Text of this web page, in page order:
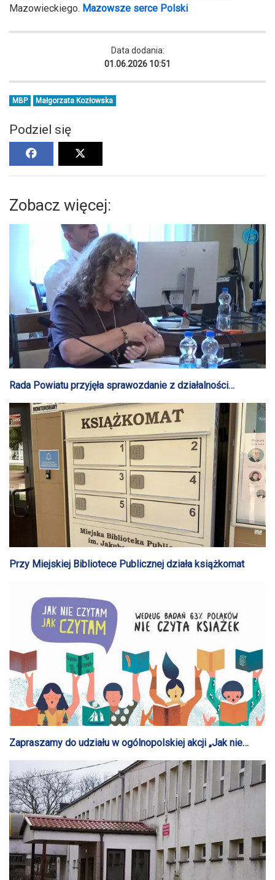
Mazowieckiego. Mazowsze serce Polski
Data dodania:
01.06.2026 10:51
MBP Małgorzata Kozłowska
Podziel się
Zobacz więcej:
Rada Powiatu przyjęła sprawozdanie z działalności
Powiatowej Biblioteki Publicznej
Przy Miejskiej Bibliotece Publicznej działa książkomat
Zapraszamy do udziału w ogólnopolskiej akcji „Jak nie
czytam, jak czytam"